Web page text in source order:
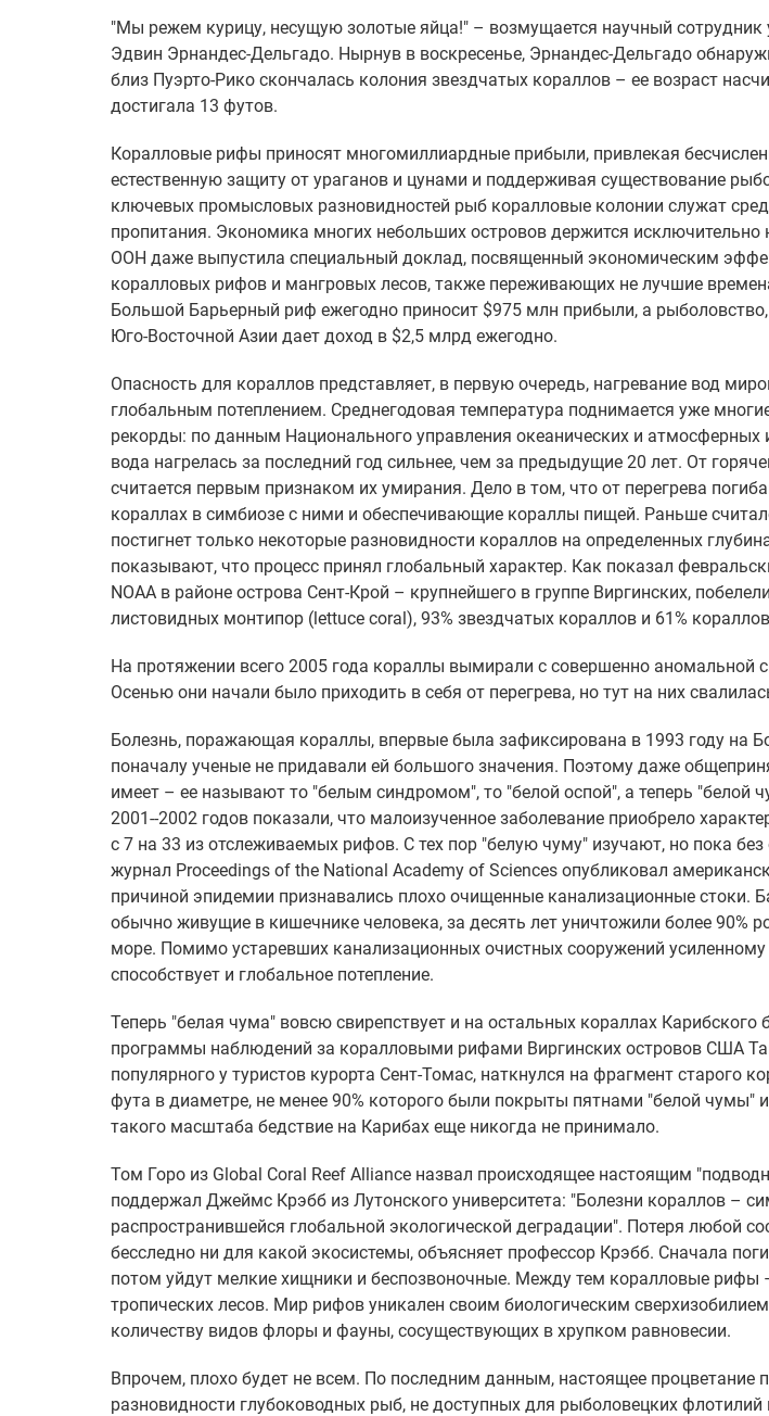
"Мы режем курицу, несущую золотые яйца!" – возмущается научный сотрудник
Эдвин Эрнандес-Дельгадо. Нырнув в воскресенье, Эрнандес-Дельгадо
близ Пуэрто-Рико скончалась колония звездчатых кораллов – ее возраст
достигала 13 футов.
Коралловые рифы приносят многомиллиардные прибыли, привлекая
естественную защиту от ураганов и цунами и поддерживая существование
ключевых промысловых разновидностей рыб коралловые колонии служат
пропитания. Экономика многих небольших островов держится исключительно
ООН даже выпустила специальный доклад, посвященный экономическим
коралловых рифов и мангровых лесов, также переживающих не лучшие
Большой Барьерный риф ежегодно приносит $975 млн прибыли, а
Юго-Восточной Азии дает доход в $2,5 млрд ежегодно.
Опасность для кораллов представляет, в первую очередь, нагревание вод
глобальным потеплением. Среднегодовая температура поднимается уже
рекорды: по данным Национального управления океанических и атмосферных
вода нагрелась за последний год сильнее, чем за предыдущие 20 лет. От
считается первым признаком их умирания. Дело в том, что от перегрева
кораллах в симбиозе с ними и обеспечивающие кораллы пищей. Раньше
постигнет только некоторые разновидности кораллов на определенных
показывают, что процесс принял глобальный характер. Как показал
NOAA в районе острова Сент-Крой – крупнейшего в группе Виргинских,
листовидных монтипор (lettuce coral), 93% звездчатых кораллов и 61%
На протяжении всего 2005 года кораллы вымирали с совершенно аномальной
Осенью они начали было приходить в себя от перегрева, но тут на них
Болезнь, поражающая кораллы, впервые была зафиксирована в 1993 году на
поначалу ученые не придавали ей большого значения. Поэтому даже
имеет – ее называют то "белым синдромом", то "белой оспой", а теперь "белой
2001--2002 годов показали, что малоизученное заболевание приобрело
с 7 на 33 из отслеживаемых рифов. С тех пор "белую чуму" изучают, но пока без
журнал Proceedings of the National Academy of Sciences опубликовал
причиной эпидемии признавались плохо очищенные канализационные стоки.
обычно живущие в кишечнике человека, за десять лет уничтожили более 90%
море. Помимо устаревших канализационных очистных сооружений
способствует и глобальное потепление.
Теперь "белая чума" вовсю свирепствует и на остальных кораллах Карибского
программы наблюдений за коралловыми рифами Виргинских островов США
популярного у туристов курорта Сент-Томас, наткнулся на фрагмент старого
фута в диаметре, не менее 90% которого были покрыты пятнами "белой чумы"
такого масштаба бедствие на Карибах еще никогда не принимало.
Том Горо из Global Coral Reef Alliance назвал происходящее настоящим
поддержал Джеймс Крэбб из Лутонского университета: "Болезни кораллов –
распространившейся глобальной экологической деградации". Потеря любой
бесследно ни для какой экосистемы, объясняет профессор Крэбб. Сначала
потом уйдут мелкие хищники и беспозвоночные. Между тем коралловые
тропических лесов. Мир рифов уникален своим биологическим
количеству видов флоры и фауны, сосуществующих в хрупком равновесии.
Впрочем, плохо будет не всем. По последним данным, настоящее процветание
разновидности глубоководных рыб, не доступных для рыболовецких